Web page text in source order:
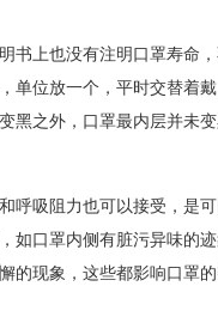
上也没有注明口罩寿命，
单位放一个，平时交替着
黑之外，口罩最内层并未
吸阻力也可以接受，是可
如口罩内侧有脏污异味的
的现象，这些都影响口罩